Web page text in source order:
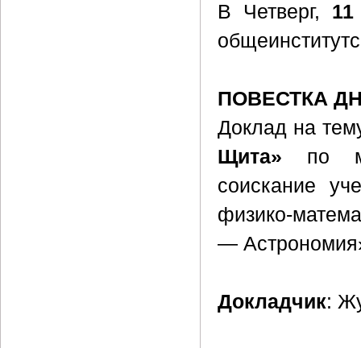
В Четверг,
ПОВЕСТКА
Доклад на
Щита» по
соискание
физико-
—
Докладчик: